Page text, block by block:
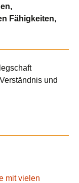
Fähigkeiten,
und
mit vielen